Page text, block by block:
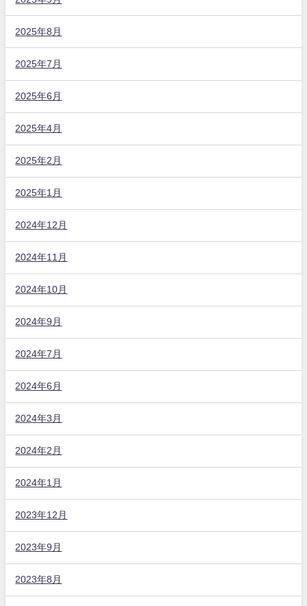
2025年8月
2025年7月
2025年6月
2025年4月
2025年2月
2025年1月
2024年12月
2024年11月
2024年10月
2024年9月
2024年7月
2024年6月
2024年3月
2024年2月
2024年1月
2023年12月
2023年9月
2023年8月